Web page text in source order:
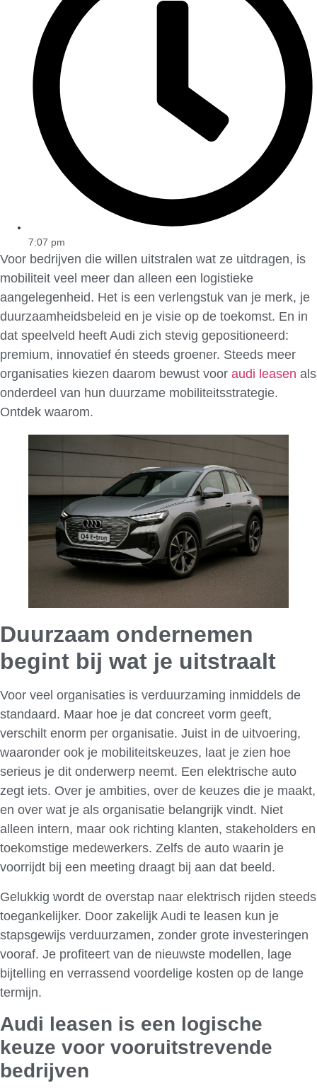
7:07 pm
Voor bedrijven die willen uitstralen wat ze uitdragen, is
mobiliteit veel meer dan alleen een logistieke
aangelegenheid. Het is een verlengstuk van je merk, je
duurzaamheidsbeleid en je visie op de toekomst. En in
dat speelveld heeft Audi zich stevig gepositioneerd:
premium, innovatief én steeds groener. Steeds meer
organisaties kiezen daarom bewust voor audi leasen als
onderdeel van hun duurzame mobiliteitsstrategie.
Ontdek waarom.
Duurzaam ondernemen
begint bij wat je uitstraalt
Voor veel organisaties is verduurzaming inmiddels de
standaard. Maar hoe je dat concreet vorm geeft,
verschilt enorm per organisatie. Juist in de uitvoering,
waaronder ook je mobiliteitskeuzes, laat je zien hoe
serieus je dit onderwerp neemt. Een elektrische auto
zegt iets. Over je ambities, over de keuzes die je maakt,
en over wat je als organisatie belangrijk vindt. Niet
alleen intern, maar ook richting klanten, stakeholders en
toekomstige medewerkers. Zelfs de auto waarin je
voorrijdt bij een meeting draagt bij aan dat beeld.
Gelukkig wordt de overstap naar elektrisch rijden steeds
toegankelijker. Door zakelijk Audi te leasen kun je
stapsgewijs verduurzamen, zonder grote investeringen
vooraf. Je profiteert van de nieuwste modellen, lage
bijtelling en verrassend voordelige kosten op de lange
termijn.
Audi leasen is een logische
keuze voor vooruitstrevende
bedrijven